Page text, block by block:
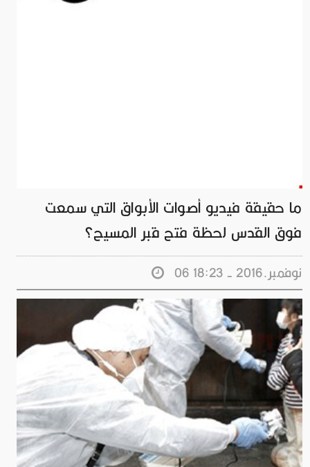
ما حقيقة فيديو أصوات الأبواق التي سمعت
فوق القدس لحظة فتح قبر المسيح؟
06 نوفمبر.2016 - 18:23